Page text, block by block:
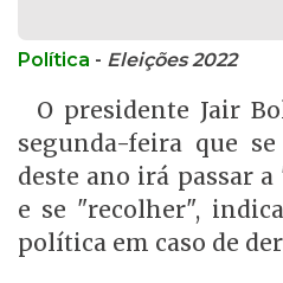
Política - Eleições 2022
O presidente Jair
segunda-feira que
deste ano irá passar
e se "recolher",
política em caso de